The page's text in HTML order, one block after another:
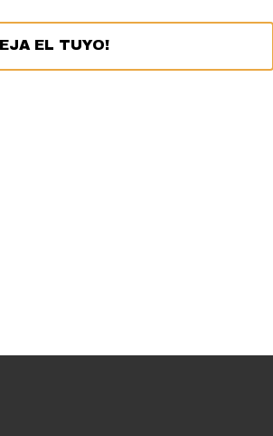
EL TUYO!